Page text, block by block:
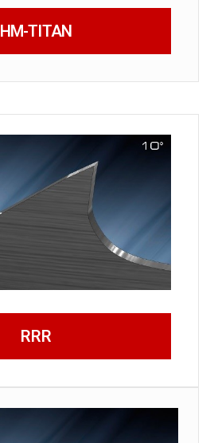
HM-TITAN
RRR